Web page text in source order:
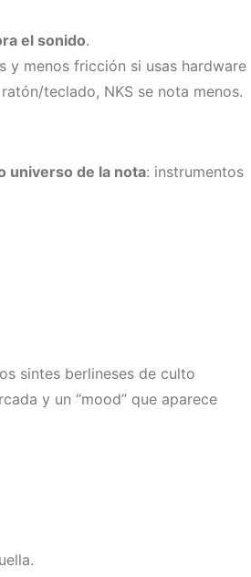
el sonido.
y menos fricción si usas hardware
teclado, NKS se nota menos.
universo de la nota: instrumentos
sintes berlineses de culto
y un “mood” que aparece